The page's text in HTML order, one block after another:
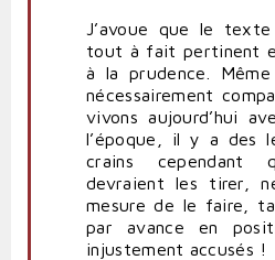
J’avoue que le
tout à fait pertinent
à la prudence.
nécessairement
vivons aujourd’hui
l’époque, il y a des
crains cependant
devraient les tirer,
mesure de le faire,
par avance en
injustement accusés !